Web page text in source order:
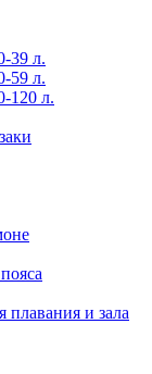
39 л.
59 л.
120 л.
и зала